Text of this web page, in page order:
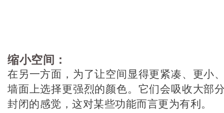
缩小空间：
在另一方面，为了让空间显得更紧凑、更小
墙面上选择更强烈的颜色。它们会吸收大部
封闭的感觉，这对某些功能而言更为有利。